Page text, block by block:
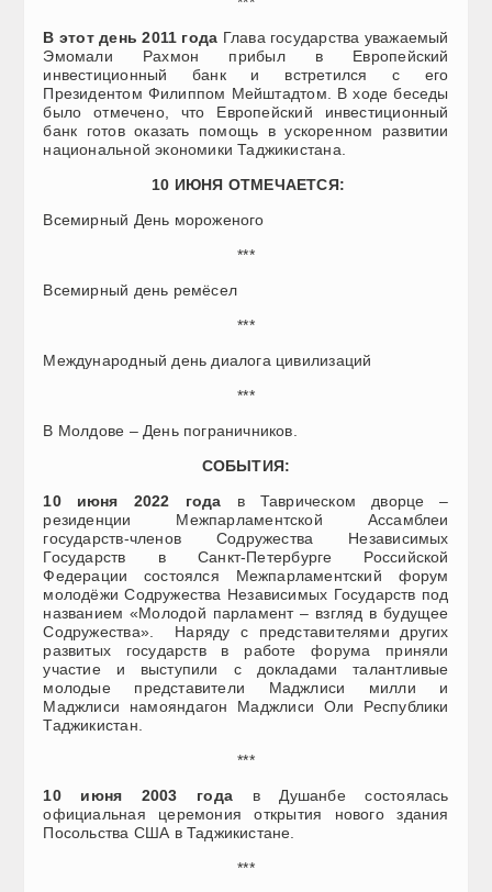
В этот день 2011 года Глава государства уважаемый
Эмомали Рахмон прибыл в Европейский
инвестиционный банк и встретился с его
Президентом Филиппом Мейштадтом. В ходе беседы
было отмечено, что Европейский инвестиционный
банк готов оказать помощь в ускоренном развитии
национальной экономики Таджикистана.
10 ИЮНЯ ОТМЕЧАЕТСЯ:
Всемирный День мороженого
***
Всемирный день ремёсел
***
Международный день диалога цивилизаций
***
В Молдове – День пограничников.
СОБЫТИЯ:
10 июня 2022 года в Таврическом дворце –
резиденции Межпарламентской Ассамблеи
государств-членов Содружества Независимых
Государств в Санкт-Петербурге Российской
Федерации состоялся Межпарламентский форум
молодёжи Содружества Независимых Государств под
названием «Молодой парламент – взгляд в будущее
Содружества». Наряду с представителями других
развитых государств в работе форума приняли
участие и выступили с докладами талантливые
молодые представители Маджлиси милли и
Маджлиси намояндагон Маджлиси Оли Республики
Таджикистан.
***
10 июня 2003 года в Душанбе состоялась
официальная церемония открытия нового здания
Посольства США в Таджикистане.
***